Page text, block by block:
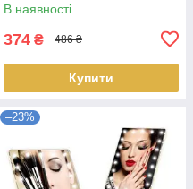
В наявності
374 ₴ 486 ₴
Купити
–23%